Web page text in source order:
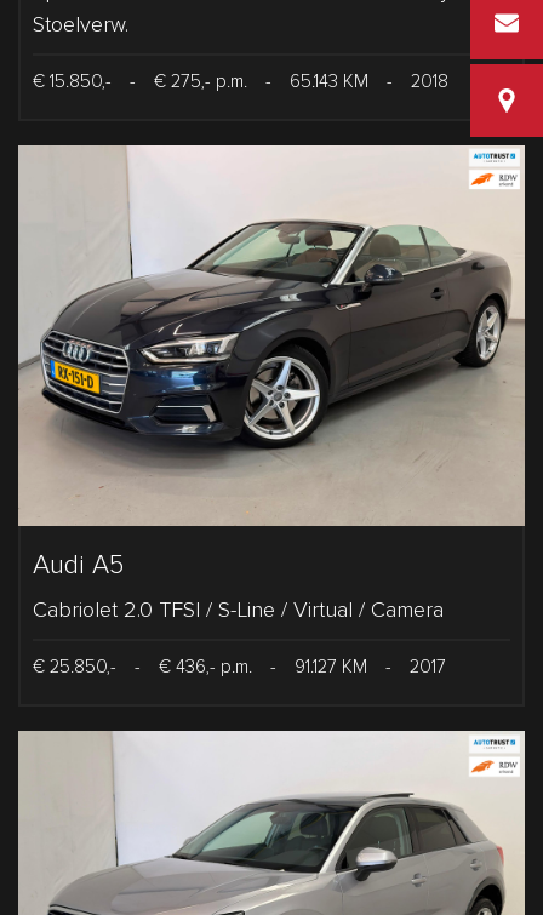
Van
Stoelverw.
€ 15.850,- - € 275,- p.m. - 65.143 KM - 2018
Audi A5
Cabriolet 2.0 TFSI / S-Line / Virtual / Camera
€ 25.850,- - € 436,- p.m. - 91.127 KM - 2017